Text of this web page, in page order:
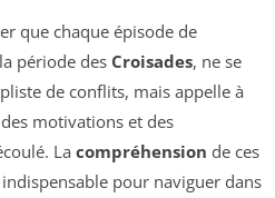
que chaque épisode de
période des Croisades, ne se
de conflits, mais appelle à
motivations et des
La compréhension de ces
pour naviguer dans